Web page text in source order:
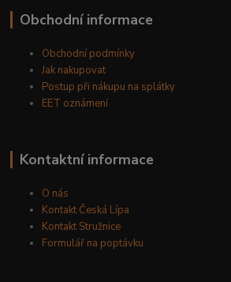
Obchodní informace
Obchodní podmínky
Jak nakupovat
Postup při nákupu na splátky
EET oznámení
Kontaktní informace
O nás
Kontakt Česká Lípa
Kontakt Stružnice
Formulář na poptávku